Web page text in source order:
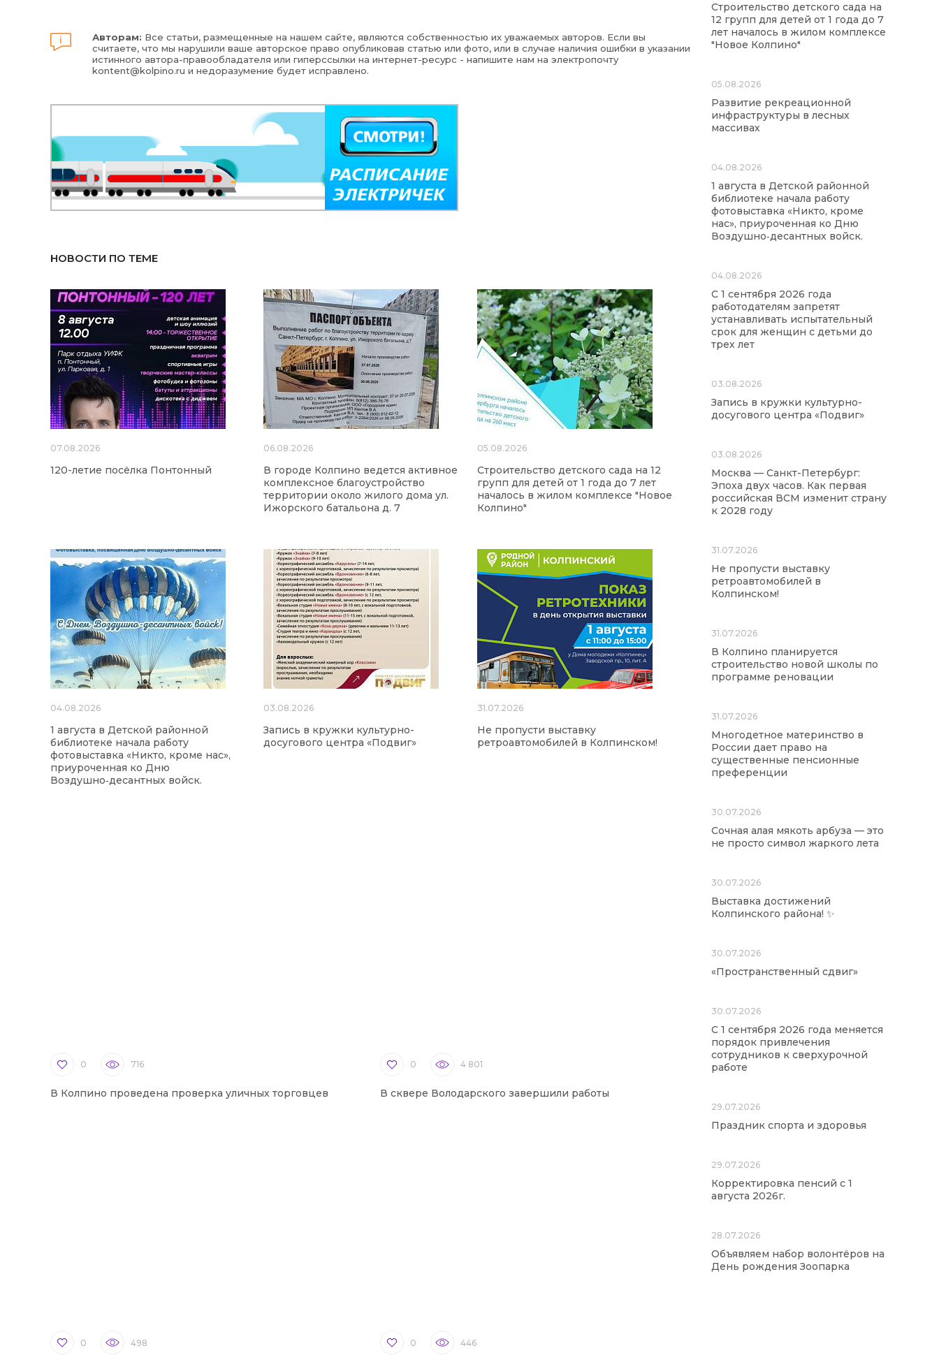
Авторам: Все статьи, размещенные на нашем сайте, являются собственностью их уважаемых авторов. Если вы
считаете, что мы нарушили ваше авторское право опубликовав статью или фото, или в случае наличия ошибки в указании
истинного автора-правообладателя или гиперссылки на интернет-ресурс - напишите нам на электропочту
kontent@kolpino.ru и недоразумение будет исправлено.
НОВОСТИ ПО ТЕМЕ
07.08.2026
120-летие посёлка Понтонный
06.08.2026
В городе Колпино ведется активное
комплексное благоустройство
территории около жилого дома ул.
Ижорского батальона д. 7
05.08.2026
Строительство детского сада на 12
групп для детей от 1 года до 7 лет
началось в жилом комплексе "Новое
Колпино"
04.08.2026
1 августа в Детской районной
библиотеке начала работу
фотовыставка «Никто, кроме нас»,
приуроченная ко Дню
Воздушно‑десантных войск.
03.08.2026
Запись в кружки культурно-
досугового центра «Подвиг»
31.07.2026
Не пропусти выставку
ретроавтомобилей в Колпинском!
0 716
В Колпино проведена проверка уличных торговцев
0 4 801
В сквере Володарского завершили работы
0 498 0 446
Строительство детского сада на
12 групп для детей от 1 года до 7
лет началось в жилом комплексе
"Новое Колпино"
05.08.2026
Развитие рекреационной
инфраструктуры в лесных
массивах
04.08.2026
1 августа в Детской районной
библиотеке начала работу
фотовыставка «Никто, кроме
нас», приуроченная ко Дню
Воздушно‑десантных войск.
04.08.2026
С 1 сентября 2026 года
работодателям запретят
устанавливать испытательный
срок для женщин с детьми до
трех лет
03.08.2026
Запись в кружки культурно-
досугового центра «Подвиг»
03.08.2026
Москва — Санкт-Петербург:
Эпоха двух часов. Как первая
российская ВСМ изменит страну
к 2028 году
31.07.2026
Не пропусти выставку
ретроавтомобилей в
Колпинском!
31.07.2026
В Колпино планируется
строительство новой школы по
программе реновации
31.07.2026
Многодетное материнство в
России дает право на
существенные пенсионные
преференции
30.07.2026
Сочная алая мякоть арбуза — это
не просто символ жаркого лета
30.07.2026
Выставка достижений
Колпинского района! ✨
30.07.2026
«Пространственный сдвиг»
30.07.2026
С 1 сентября 2026 года меняется
порядок привлечения
сотрудников к сверхурочной
работе
29.07.2026
Праздник спорта и здоровья
29.07.2026
Корректировка пенсий с 1
августа 2026г.
28.07.2026
Объявляем набор волонтёров на
День рождения Зоопарка